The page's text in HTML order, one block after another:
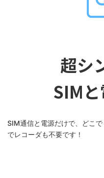
超シ
SIM
SIM通信と電源だけで、どこ
でレコーダも不要です！